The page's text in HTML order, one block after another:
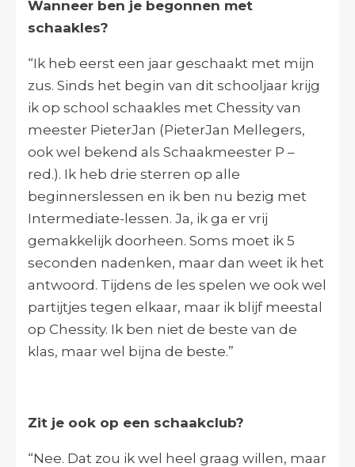
Wanneer ben je begonnen met
schaakles?
“Ik heb eerst een jaar geschaakt met mijn
zus. Sinds het begin van dit schooljaar krijg
ik op school schaakles met Chessity van
meester PieterJan (PieterJan Mellegers,
ook wel bekend als Schaakmeester P –
red.). Ik heb drie sterren op alle
beginnerslessen en ik ben nu bezig met
Intermediate-lessen. Ja, ik ga er vrij
gemakkelijk doorheen. Soms moet ik 5
seconden nadenken, maar dan weet ik het
antwoord. Tijdens de les spelen we ook wel
partijtjes tegen elkaar, maar ik blijf meestal
op Chessity. Ik ben niet de beste van de
klas, maar wel bijna de beste.”
Zit je ook op een schaakclub?
“Nee. Dat zou ik wel heel graag willen, maar